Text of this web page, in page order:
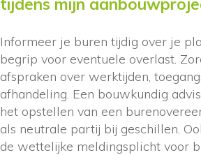
Informeer je buren tijdig over je
begrip voor eventuele overlast.
afspraken over werktijden,
afhandeling. Een bouwkundig
het opstellen van een
als neutrale partij bij geschillen.
de wettelijke meldingsplicht voor